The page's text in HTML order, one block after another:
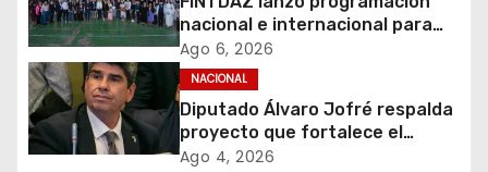
n
d
e
e
nacional e internacional para
celebrar sus 19 años
Ago 6, 2026
NACIONAL
Diputado Álvaro Jofré respalda
proyecto que fortalece el
control de identidad durante
Ago 4, 2026